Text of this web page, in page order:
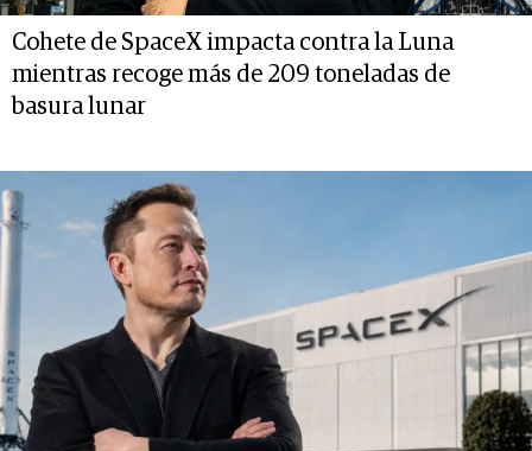
Cohete de SpaceX impacta contra la Luna
mientras recoge más de 209 toneladas de
basura lunar